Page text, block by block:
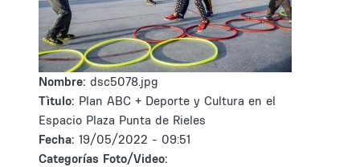
Nombre: dsc5078.jpg
Tìtulo: Plan ABC + Deporte y Cultura en el
Espacio Plaza Punta de Rieles
Fecha: 19/05/2022 - 09:51
Categorías Foto/Video: